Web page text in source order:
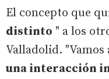
El concepto que
distinto " a los
Valladolid. "Vamos
una interacción